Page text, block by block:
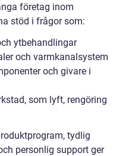
företag inom
stöd i frågor som:
ytbehandlingar
och varmkanalsystem
och givare i
som lyft, rengöring
tydlig
personlig support ger